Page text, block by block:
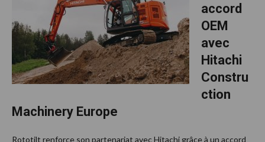
Hitachi
Zaxis
180
LCN
accord
OEM
avec
Hitachi
Constru
ction
Machinery Europe
Rototilt renforce son partenariat avec Hitachi grâce à un accord